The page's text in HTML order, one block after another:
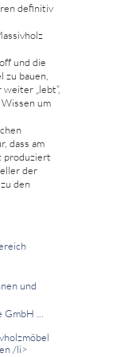
definitiv
und die
bauen,
„lebt“,
um
dass am
produziert
der
den
und
...
/li>